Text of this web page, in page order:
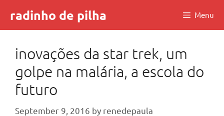
content
radinho de pilha Menu
inovações da star trek, um
golpe na malária, a escola do
futuro
September 9, 2016 by renedepaula